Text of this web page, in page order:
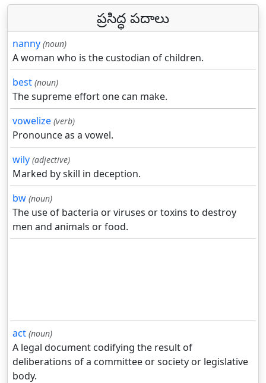
ప్రసిద్ధ పదాలు
nanny (noun)
A woman who is the custodian of children.
best (noun)
The supreme effort one can make.
vowelize (verb)
Pronounce as a vowel.
wily (adjective)
Marked by skill in deception.
bw (noun)
The use of bacteria or viruses or toxins to destroy
men and animals or food.
act (noun)
A legal document codifying the result of
deliberations of a committee or society or legislative
body.